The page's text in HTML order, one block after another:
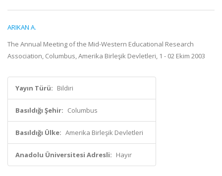
ARIKAN A.
The Annual Meeting of the Mid-Western Educational Research
Association, Columbus, Amerika Birleşik Devletleri, 1 - 02 Ekim 2003
Yayın Türü: Bildiri
Basıldığı Şehir: Columbus
Basıldığı Ülke: Amerika Birleşik Devletleri
Anadolu Üniversitesi Adresli: Hayır